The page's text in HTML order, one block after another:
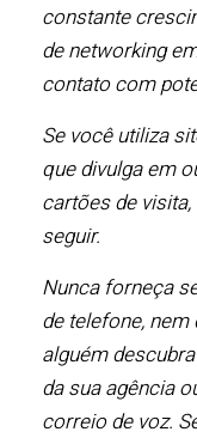
constante
de networking
contato com
Se você utiliza
que divulga em
cartões de
seguir.
Nunca forneça
de telefone,
alguém
da sua agência
correio de voz.